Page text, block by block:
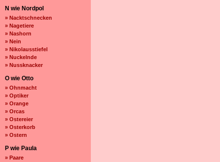
N wie Nordpol
» Nacktschnecken
» Nagetiere
» Nashorn
» Nein
» Nikolausstiefel
» Nuckelnde
» Nussknacker
O wie Otto
» Ohnmacht
» Optiker
» Orange
» Orcas
» Ostereier
» Osterkorb
» Ostern
P wie Paula
» Paare